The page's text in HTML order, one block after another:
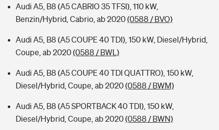
Audi A5, B8 (A5 CABRIO 35 TFSI), 110 kW,
Benzin/Hybrid, Cabrio, ab 2020(0588 / BVO)
Audi A5, B8 (A5 COUPE 40 TDI), 150 kW, Diesel/Hybrid,
Coupe, ab 2020(0588 / BWL)
Audi A5, B8 (A5 COUPE 40 TDI QUATTRO), 150 kW,
Diesel/Hybrid, Coupe, ab 2020(0588 / BWM)
Audi A5, B8 (A5 SPORTBACK 40 TDI), 150 kW,
Diesel/Hybrid, Coupe, ab 2020(0588 / BWN)